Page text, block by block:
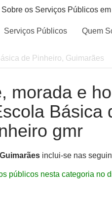
os Serviços Públicos em
Serviços Públicos Quem
de Pinheiro, Guimarães
morada e
Básica
gmr
inclui-se nas
públicos nesta categoria no